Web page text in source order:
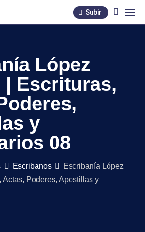
Subir
López
| Escrituras,
y
08
Escribanos
Escribanía López
Actas, Poderes, Apostillas y